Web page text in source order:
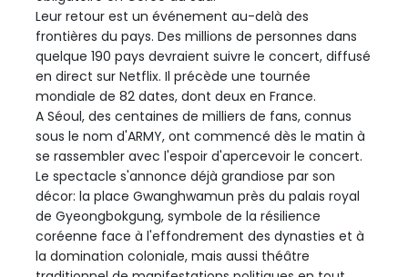
Leur retour est un événement au-delà des
frontières du pays. Des millions de personnes dans
quelque 190 pays devraient suivre le concert, diffusé
en direct sur Netflix. Il précède une tournée
mondiale de 82 dates, dont deux en France.
A Séoul, des centaines de milliers de fans, connus
sous le nom d'ARMY, ont commencé dès le matin à
se rassembler avec l'espoir d'apercevoir le concert.
Le spectacle s'annonce déjà grandiose par son
décor: la place Gwanghwamun près du palais royal
de Gyeongbokgung, symbole de la résilience
coréenne face à l'effondrement des dynasties et à
la domination coloniale, mais aussi théâtre